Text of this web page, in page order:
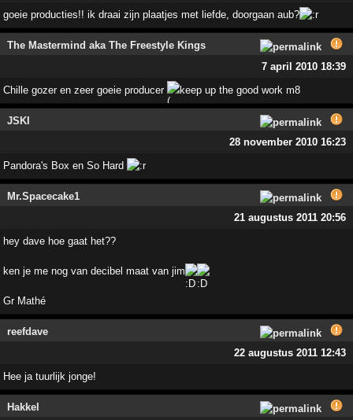
goeie producties!! ik draai zijn plaatjes met liefde, doorgaan aub?
The Mastermind aka The Freestyle Kings
7 april 2010 18:39
Chille gozer en zeer goeie producer keep up the good work m8
JSKI
28 november 2010 16:23
Pandora's Box en So Hard
Mr.Spacecake1
21 augustus 2011 20:56
hey dave hoe gaat het??
ken je me nog van decibel maat van jim
Gr Mathé
reefdave
22 augustus 2011 12:43
Hee ja tuurlijk jonge!
Hakkel